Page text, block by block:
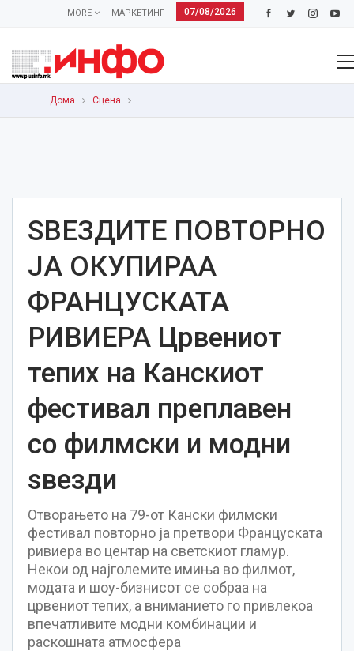
07/08/2026
МАРКЕТИНГ
MORE
Дома Сцена
ЅВЕЗДИТЕ ПОВТОРНО
ЈА ОКУПИРАА
ФРАНЦУСКАТА
РИВИЕРА Црвениот
тепих на Канскиот
фестивал преплавен
со филмски и модни
ѕвезди
Отворањето на 79-от Кански филмски
фестивал повторно ја претвори Француската
ривиера во центар на светскиот гламур.
Некои од најголемите имиња во филмот,
модата и шоу-бизнисот се собраа на
црвениот тепих, а вниманието го привлекоа
впечатливите модни комбинации и
раскошната атмосфера